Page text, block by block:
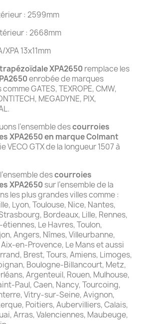
: 2599mm
: 2668mm
13x11mm
XPA2650remplace les
enrobée de marques
GATES, TEXROPE, CMW,
MEGADYNE, PIX,
l’ensemble descourroies
XPA2650 en marque Colmant
VECO GTX de la longueur 1507 à
descourroies
XPA2650sur l’ensemble de la
les plus grandes villes comme :
Lyon, Toulouse, Nice, Nantes,
Bordeaux, Lille, Rennes,
Le Havres, Toulon,
Angers, Nîmes, Villeurbanne,
en-Provence, Le Mans et aussi
Brest, Tours, Amiens, Limoges,
Boulogne-Billancourt, Metz,
Argenteuil, Rouen, Mulhouse,
Paul, Caen, Nancy, Tourcoing,
Vitry-sur-Seine, Avignon,
Poitiers, Aubervilliers, Calais,
Arras, Valenciennes, Maubeuge,